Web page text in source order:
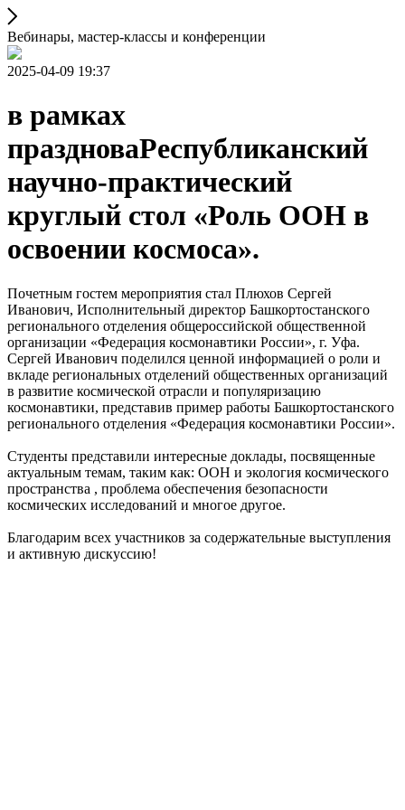
Вебинары, мастер-классы и конференции
2025-04-09 19:37
в рамках
праздноваРеспубликанский
научно-практический
круглый стол «Роль ООН в
освоении космоса».
Почетным гостем мероприятия стал Плюхов Сергей
Иванович, Исполнительный директор Башкортостанского
регионального отделения общероссийской общественной
организации «Федерация космонавтики России», г. Уфа.
Сергей Иванович поделился ценной информацией о роли и
вкладе региональных отделений общественных организаций
в развитие космической отрасли и популяризацию
космонавтики, представив пример работы Башкортостанского
регионального отделения «Федерация космонавтики России».
Студенты представили интересные доклады, посвященные
актуальным темам, таким как: ООН и экология космического
пространства , проблема обеспечения безопасности
космических исследований и многое другое.
Благодарим всех участников за содержательные выступления
и активную дискуссию!